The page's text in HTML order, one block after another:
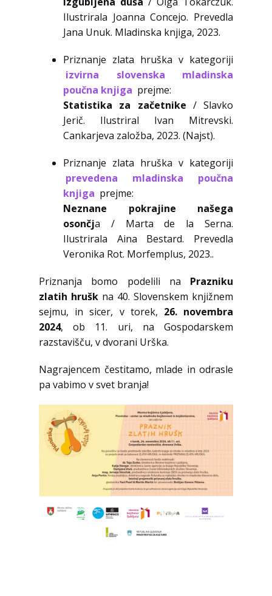
Ilustrirala Joanna Concejo. Prevedla
Jana Unuk. Mladinska knjiga, 2023.
Priznanje zlata hruška v kategoriji
izvirna slovenska mladinska
poučna knjiga prejme:
Statistika za začetnike / Slavko
Jerič. Ilustriral Ivan Mitrevski.
Cankarjeva založba, 2023. (Najst).
Priznanje zlata hruška v kategoriji
prevedena mladinska poučna
knjiga prejme:
Neznane pokrajine našega
osončja / Marta de la Serna.
Ilustrirala Aina Bestard. Prevedla
Veronika Rot. Morfemplus, 2023..
Priznanja bomo podelili na Prazniku
zlatih hrušk na 40. Slovenskem knjižnem
sejmu, in sicer, v torek, 26. novembra
2024, ob 11. uri, na Gospodarskem
razstavišču, v dvorani Urška.
Nagrajencem čestitamo, mlade in odrasle
pa vabimo v svet branja!